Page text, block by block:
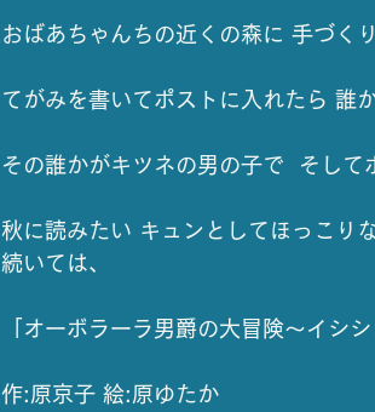
おばあちゃんちの近くの森に 手づく
てがみを書いてポストに入れたら 誰
その誰かがキツネの男の子で  そして
秋に読みたい キュンとしてほっこり
続いては、
「オーボラーラ男爵の大冒険～イシ
作:原京子 絵:原ゆたか